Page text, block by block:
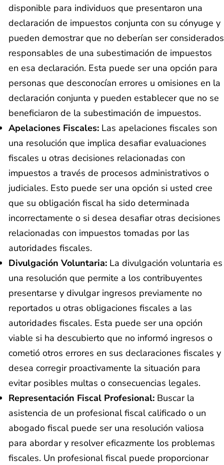
disponible para individuos que presentaron una
declaración de impuestos conjunta con su cónyuge y
pueden demostrar que no deberían ser considerados
responsables de una subestimación de impuestos
en esa declaración. Esta puede ser una opción para
personas que desconocían errores u omisiones en la
declaración conjunta y pueden establecer que no se
beneficiaron de la subestimación de impuestos.
Apelaciones Fiscales: Las apelaciones fiscales son
una resolución que implica desafiar evaluaciones
fiscales u otras decisiones relacionadas con
impuestos a través de procesos administrativos o
judiciales. Esto puede ser una opción si usted cree
que su obligación fiscal ha sido determinada
incorrectamente o si desea desafiar otras decisiones
relacionadas con impuestos tomadas por las
autoridades fiscales.
Divulgación Voluntaria: La divulgación voluntaria es
una resolución que permite a los contribuyentes
presentarse y divulgar ingresos previamente no
reportados u otras obligaciones fiscales a las
autoridades fiscales. Esta puede ser una opción
viable si ha descubierto que no informó ingresos o
cometió otros errores en sus declaraciones fiscales y
desea corregir proactivamente la situación para
evitar posibles multas o consecuencias legales.
Representación Fiscal Profesional: Buscar la
asistencia de un profesional fiscal calificado o un
abogado fiscal puede ser una resolución valiosa
para abordar y resolver eficazmente los problemas
fiscales. Un profesional fiscal puede proporcionar